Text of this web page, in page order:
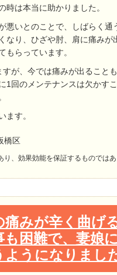
時は本当に助かりました。
悪いとのことで、しばらく通
なり、ひざや肘、肩に痛みが
もらっています。
が、今では痛みが出ること
1回のメンテナンスは欠かす
ます。
区
、効果効能を保証するものではあ
痛みが辛く曲げ
も困難で、妻娘
ようになりまし